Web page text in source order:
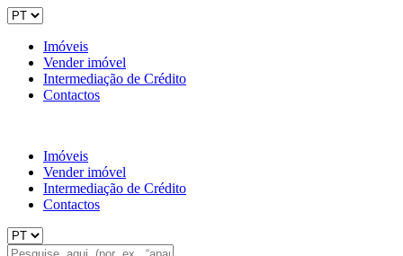
Imóveis
Vender imóvel
Intermediação de Crédito
Contactos
Imóveis
Vender imóvel
Intermediação de Crédito
Contactos